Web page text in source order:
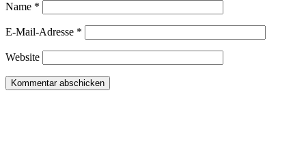
Name *
E-Mail-Adresse *
Website